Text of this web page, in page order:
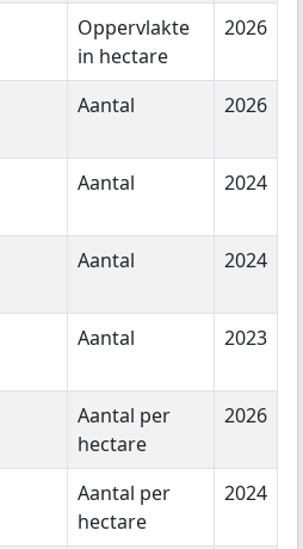
Oppervlakte
in hectare
2026
Aantal 2026
Aantal 2024
Aantal 2024
Aantal 2023
Aantal per
hectare
2026
Aantal per
hectare
2024